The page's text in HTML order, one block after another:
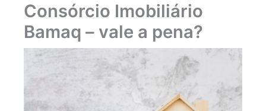
Consórcio Imobiliário
Bamaq – vale a pena?